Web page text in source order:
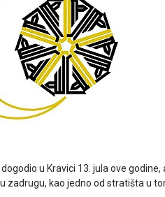
u Kravici 13. jula ove
zadrugu, kao jedno od stratišta u